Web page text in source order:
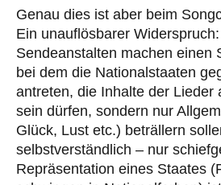
Genau dies ist aber beim
Ein unauflösbarer
Sendeanstalten machen einen
bei dem die Nationalstaaten
antreten, die Inhalte der Lieder
sein dürfen, sondern nur
Glück, Lust etc.) beträllern
selbstverständlich – nur
Repräsentation eines Staates